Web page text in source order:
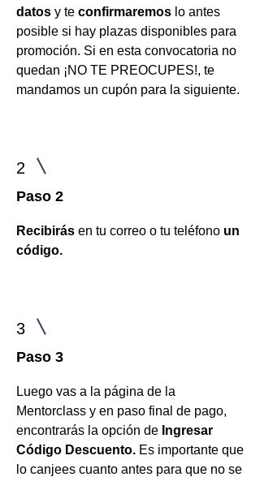
datos y te confirmaremos lo antes
posible si hay plazas disponibles para
promoción. Si en esta convocatoria no
quedan ¡NO TE PREOCUPES!, te
mandamos un cupón para la siguiente.
2
Paso 2
Recibirás en tu correo o tu teléfono un
código.
3
Paso 3
Luego vas a la página de la
Mentorclass y en paso final de pago,
encontrarás la opción de Ingresar
Código Descuento. Es importante que
lo canjees cuanto antes para que no se